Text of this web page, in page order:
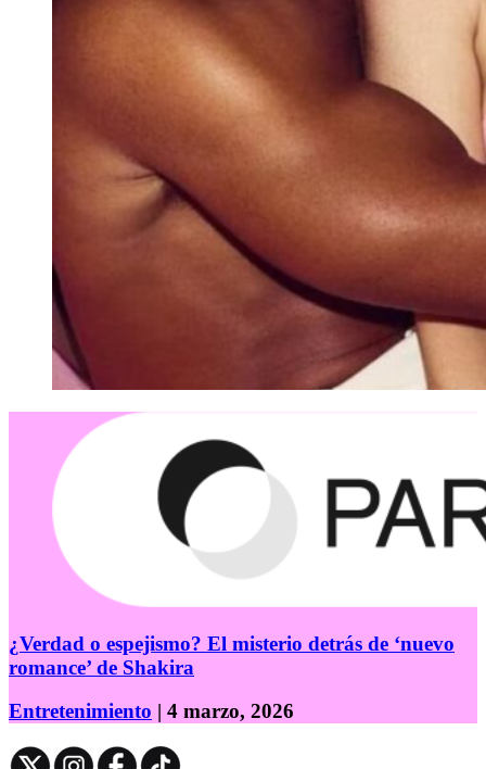
¿Verdad o espejismo? El misterio detrás de ‘nuevo
romance’ de Shakira
Entretenimiento | 4 marzo, 2026